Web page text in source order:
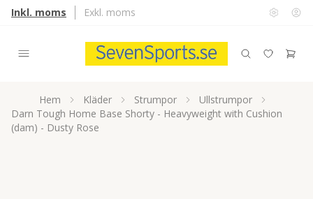
Inkl. moms Exkl. moms
Hem Kläder Strumpor
Ullstrumpor
Darn Tough Home Base Shorty - Heavyweight with Cushion
(dam) - Dusty Rose